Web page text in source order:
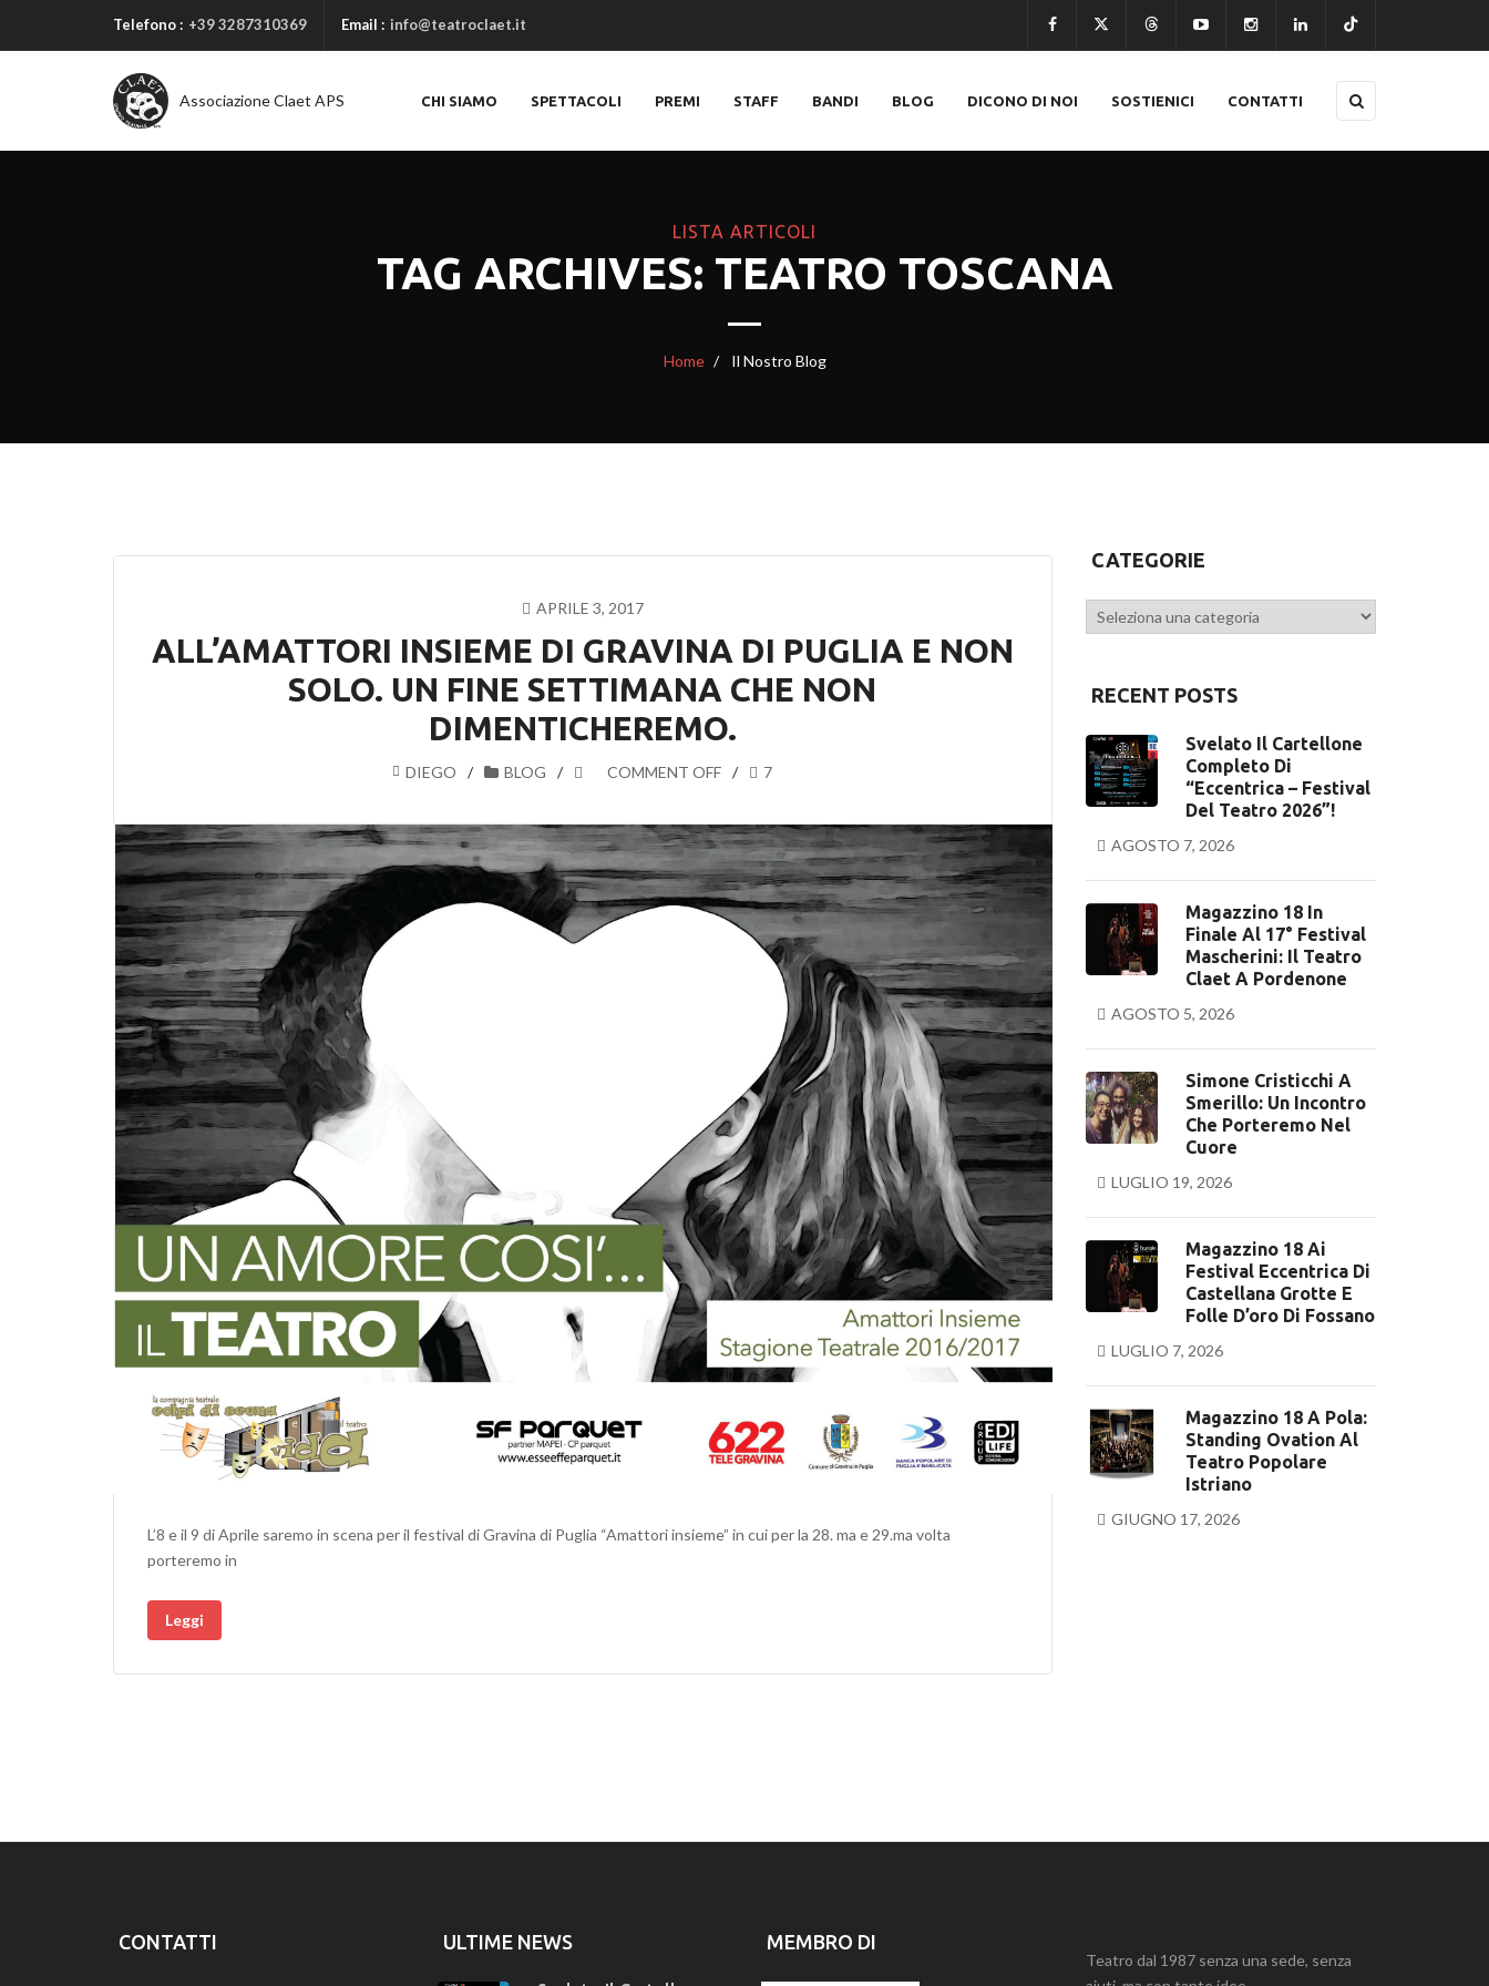
Telefono : +39 3287310369 Email : info@teatroclaet.it
Associazione Claet APS CHI SIAMO SPETTACOLI PREMI STAFF BANDI BLOG DICONO DI NOI SOSTIENICI CONTATTI
LISTA ARTICOLI
TAG ARCHIVES: TEATRO TOSCANA
Home Il Nostro Blog
APRILE 3, 2017
ALL’AMATTORI INSIEME DI GRAVINA DI PUGLIA E NON
SOLO. UN FINE SETTIMANA CHE NON
DIMENTICHEREMO.
DIEGO BLOG COMMENT OFF 7
L’8 e il 9 di Aprile saremo in scena per il festival di Gravina di Puglia “Amattori insieme” in cui per la 28. ma e 29.ma volta
porteremo in
Leggi
CATEGORIE
Categorie
RECENT POSTS
Svelato Il Cartellone
Completo Di
“Eccentrica – Festival
Del Teatro 2026”!
AGOSTO 7, 2026
Magazzino 18 In
Finale Al 17° Festival
Mascherini: Il Teatro
Claet A Pordenone
AGOSTO 5, 2026
Simone Cristicchi A
Smerillo: Un Incontro
Che Porteremo Nel
Cuore
LUGLIO 19, 2026
Magazzino 18 Ai
Festival Eccentrica Di
Castellana Grotte E
Folle D’oro Di Fossano
LUGLIO 7, 2026
Magazzino 18 A Pola:
Standing Ovation Al
Teatro Popolare
Istriano
GIUGNO 17, 2026
CONTATTI ULTIME NEWS MEMBRO DI
Teatro dal 1987 senza una sede, senza